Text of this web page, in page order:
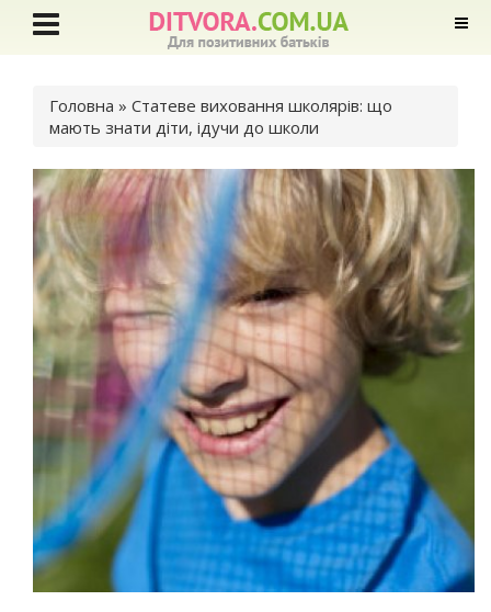
Ви є тут
Головна » Статеве виховання школярів: що
мають знати діти, ідучи до школи